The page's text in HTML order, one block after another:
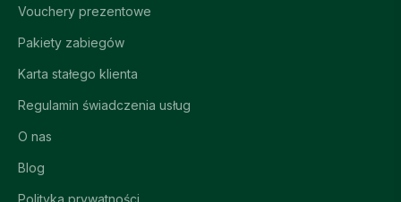
Vouchery prezentowe
Pakiety zabiegów
Karta stałego klienta
Regulamin świadczenia usług
O nas
Blog